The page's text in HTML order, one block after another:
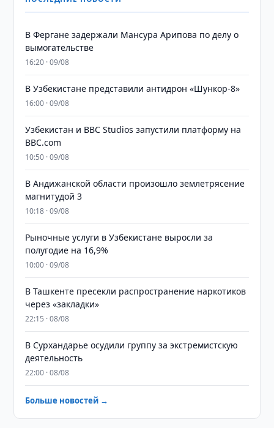
В Фергане задержали Мансура Арипова по делу о
вымогательстве
16:20 · 09/08
В Узбекистане представили антидрон «Шункор-8»
16:00 · 09/08
Узбекистан и BBC Studios запустили платформу на
BBC.com
10:50 · 09/08
В Андижанской области произошло землетрясение
магнитудой 3
10:18 · 09/08
Рыночные услуги в Узбекистане выросли за
полугодие на 16,9%
10:00 · 09/08
В Ташкенте пресекли распространение наркотиков
через «закладки»
22:15 · 08/08
В Сурхандарье осудили группу за экстремистскую
деятельность
22:00 · 08/08
Больше новостей →